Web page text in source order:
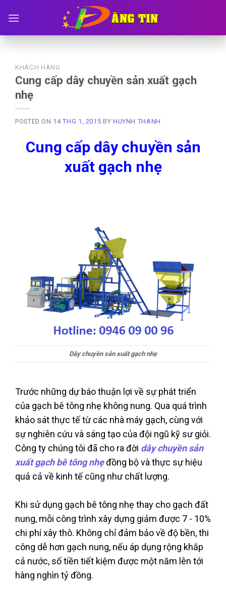
KHÁCH HÀNG
Cung cấp dây chuyền sản xuất gạch
nhẹ
POSTED ON 14 THG 1, 2015BY HUYNH THANH
Cung cấp dây chuyền sản
xuất gạch nhẹ
Dây chuyền sản xuất gạch nhẹ
Trước những dự báo thuận lợi về sự phát triển
của gạch bê tông nhẹ không nung. Qua quá trình
khảo sát thực tế từ các nhà máy gạch, cùng với
sự nghiên cứu và sáng tạo của đội ngũ kỹ sư giỏi.
Công ty chúng tôi đã cho ra đời dây chuyền sản
xuất gạch bê tông nhẹđồng bộ và thực sự hiệu
quả cả về kinh tế cũng như chất lượng.
Khi sử dụng gạch bê tông nhẹ thay cho gạch đất
nung, mỗi công trình xây dựng giảm được 7 - 10%
chi phí xây thô. Không chỉ đảm bảo về độ bền, thi
công dễ hơn gạch nung, nếu áp dụng rộng khắp
cả nước, số tiền tiết kiệm được một năm lên tới
hàng nghìn tỷ đồng.